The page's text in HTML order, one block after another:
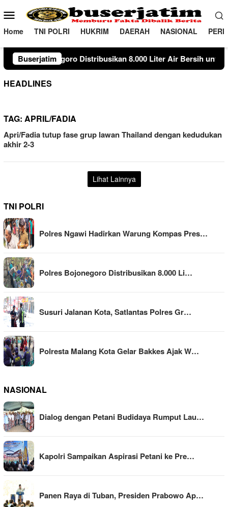
ke
konten
Menu
Mobile
Home TNI POLRI HUKRIM DAERAH NASIONAL
Buserjatim8.000 Liter Air Bersih untuk Warga Ngambon
HEADLINES
TAG: APRIL/FADIA
Apri/Fadia tutup fase grup lawan Thailand dengan kedudukan
akhir 2-3
Lihat Lainnya
TNI POLRI
Polres Ngawi Hadirkan Warung Kompas Pres…
Polres Bojonegoro Distribusikan 8.000 Li…
Susuri Jalanan Kota, Satlantas Polres Gr…
Polresta Malang Kota Gelar Bakkes Ajak W…
NASIONAL
Dialog dengan Petani Budidaya Rumput Lau…
Kapolri Sampaikan Aspirasi Petani ke Pre…
Panen Raya di Tuban, Presiden Prabowo Ap…